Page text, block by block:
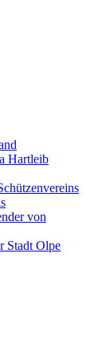
Hartleib
von
Stadt Olpe